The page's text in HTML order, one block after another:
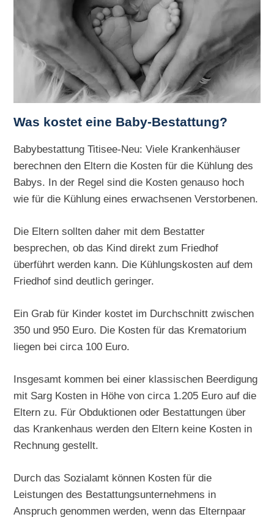
Was kostet eine Baby-Bestattung?
Babybestattung Titisee-Neu: Viele Krankenhäuser
berechnen den Eltern die Kosten für die Kühlung des
Babys. In der Regel sind die Kosten genauso hoch
wie für die Kühlung eines erwachsenen Verstorbenen.
Die Eltern sollten daher mit dem Bestatter
besprechen, ob das Kind direkt zum Friedhof
überführt werden kann. Die Kühlungskosten auf dem
Friedhof sind deutlich geringer.
Ein Grab für Kinder kostet im Durchschnitt zwischen
350 und 950 Euro. Die Kosten für das Krematorium
liegen bei circa 100 Euro.
Insgesamt kommen bei einer klassischen Beerdigung
mit Sarg Kosten in Höhe von circa 1.205 Euro auf die
Eltern zu. Für Obduktionen oder Bestattungen über
das Krankenhaus werden den Eltern keine Kosten in
Rechnung gestellt.
Durch das Sozialamt können Kosten für die
Leistungen des Bestattungsunternehmens in
Anspruch genommen werden, wenn das Elternpaar